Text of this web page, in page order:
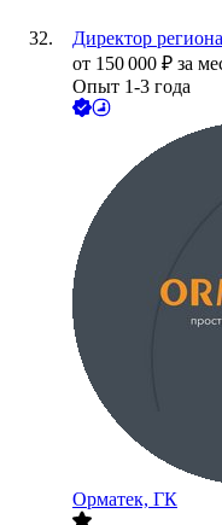
Директор
от 150 000 ₽ за
Опыт 1-3 года
Орматек, ГК